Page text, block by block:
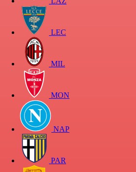
LEC
MIL
MON
NAP
PAR